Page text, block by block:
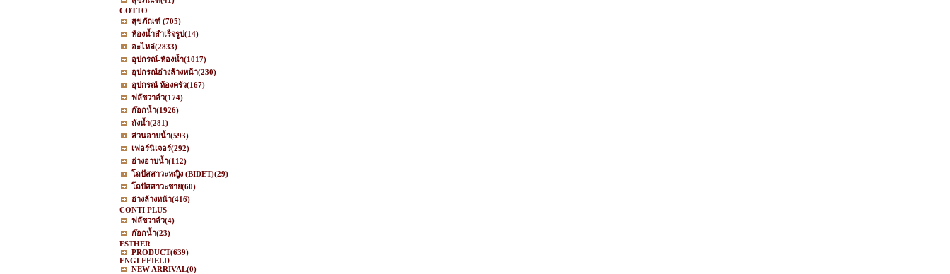
COTTO
สุขภัณฑ์ (705)
ห้องน้ำสำเร็จรูป(14)
อะไหล่(2833)
อุปกรณ์-ห้องน้ำ(1017)
อุปกรณ์อ่างล้างหน้า(230)
อุปกรณ์ ห้องครัว(167)
ฟลัชวาล์ว(174)
ก๊อกน้ำ(1926)
ถังน้ำ(281)
ส่วนอาบน้ำ(593)
เฟอร์นิเจอร์(292)
อ่างอาบน้ำ(112)
โถปัสสาวะหญิง (BIDET)(29)
โถปัสสาวะชาย(60)
อ่างล้างหน้า(416)
CONTI PLUS
ฟลัชวาล์ว(4)
ก๊อกน้ำ(23)
ESTHER
PRODUCT(639)
ENGLEFIELD
NEW ARRIVAL(0)